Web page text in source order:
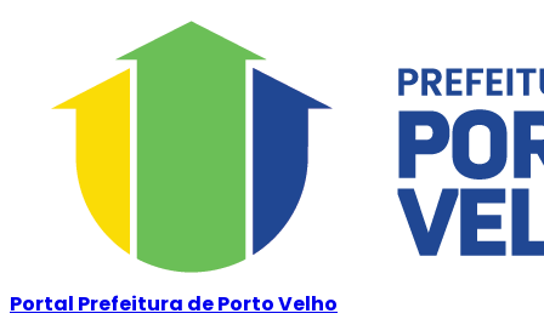
Portal Prefeitura de Porto Velho